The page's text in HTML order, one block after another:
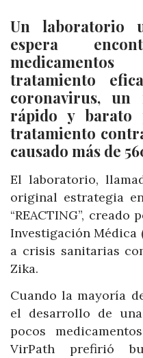
Un laboratorio
espera
tratamiento
coronavirus, un
rápido y barato
tratamiento
causado más de
El laboratorio,
original estrategia
“REACTING”,
Investigación Médica
a crisis sanitarias
Zika.
Cuando la mayoría
el desarrollo de
pocos
VirPath prefirió